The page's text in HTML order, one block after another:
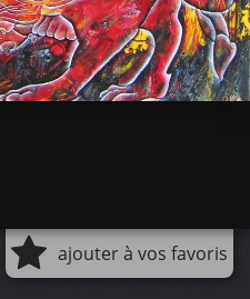
ajouter à vos favoris